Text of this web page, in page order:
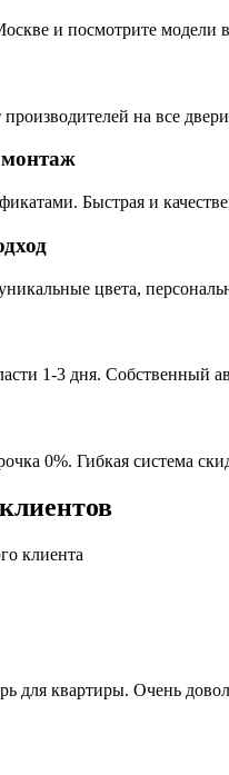
и посмотрите модели
на все
Быстрая и
цвета,
1-3 дня. Собственный
0%. Гибкая система
клиента
для квартиры. Очень